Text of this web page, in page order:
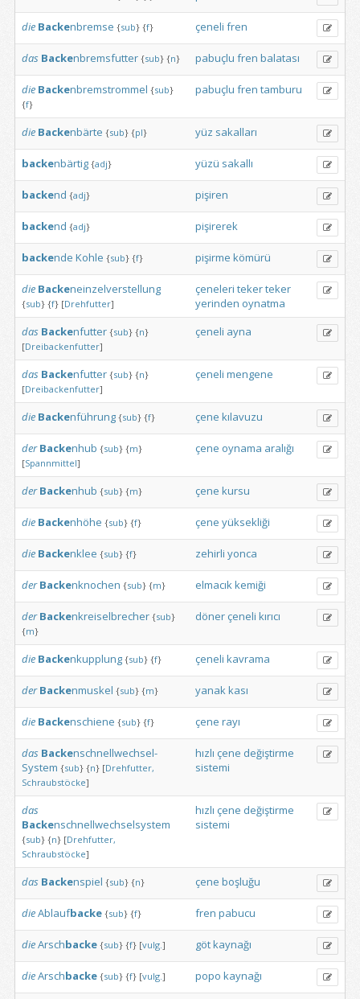
die Backenbremse {sub} {f} çeneli fren
das Backenbremsfutter {sub} {n} pabuçlu fren balatası
die Backenbremstrommel {sub}
{f}
pabuçlu fren tamburu
die Backenbärte {sub} {pl} yüz sakalları
backenbärtig {adj} yüzü sakallı
backend {adj} pişiren
backend {adj} pişirerek
backende Kohle {sub} {f} pişirme kömürü
die Backeneinzelverstellung
{sub} {f} [Drehfutter]
çeneleri tekerteker
yerinden oynatma
das Backenfutter {sub} {n}
[Dreibackenfutter]
çeneli ayna
das Backenfutter {sub} {n}
[Dreibackenfutter]
çeneli mengene
die Backenführung {sub} {f} çene kılavuzu
der Backenhub {sub} {m}
[Spannmittel]
çene oynama aralığı
der Backenhub {sub} {m} çene kursu
die Backenhöhe {sub} {f} çene yüksekliği
die Backenklee {sub} {f} zehirli yonca
der Backenknochen {sub} {m} elmacıkkemiği
der Backenkreiselbrecher {sub}
{m}
döner çeneli kırıcı
die Backenkupplung {sub} {f} çeneli kavrama
der Backenmuskel {sub} {m} yanakkası
die Backenschiene {sub} {f} çene rayı
das Backenschnellwechsel-
System {sub} {n} [Drehfutter,
Schraubstöcke]
hızlı çene değiştirme
sistemi
das
Backenschnellwechselsystem
{sub} {n} [Drehfutter,
Schraubstöcke]
hızlı çene değiştirme
sistemi
das Backenspiel {sub} {n} çene boşluğu
dieAblaufbacke {sub} {f} fren pabucu
dieArschbacke {sub} {f} [vulg.] götkaynağı
dieArschbacke {sub} {f} [vulg.] popo kaynağı